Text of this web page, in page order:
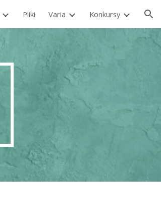
Pliki Varia Konkursy